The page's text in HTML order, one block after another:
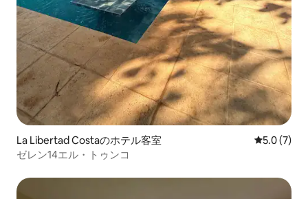
La Libertad Costaのホテル客室 レビュー7
5.0 (7)
ゼレン14エル・トゥンコ